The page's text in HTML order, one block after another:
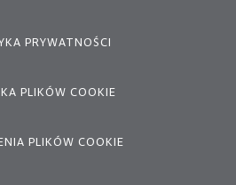
PRYWATNOŚCI
PLIKÓW COOKIE
PLIKÓW COOKIE